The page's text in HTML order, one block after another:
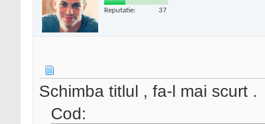
Reputatie: 37
Schimba titlul , fa-l mai scurt .
Cod: